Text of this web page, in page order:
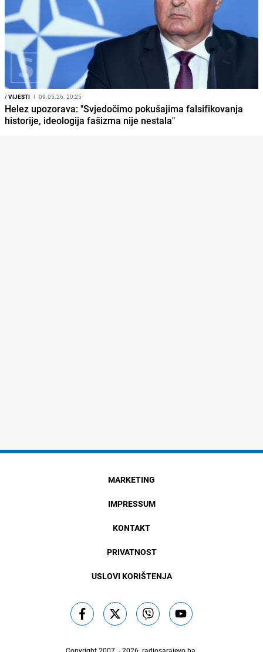
/VIJESTI I 09.05.26. 20:25
Helez upozorava: "Svjedočimo pokušajima falsifikovanja
historije, ideologija fašizma nije nestala"
MARKETING
IMPRESSUM
KONTAKT
PRIVATNOST
USLOVI KORIŠTENJA